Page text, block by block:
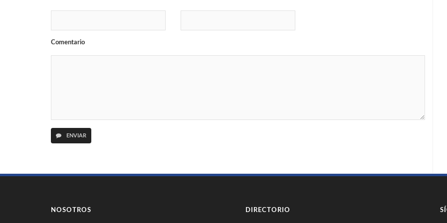
Comentario
ENVIAR
NOSOTROS DIRECTORIO